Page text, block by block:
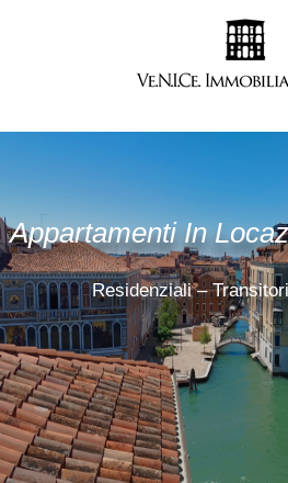
Appartamenti In
Residenziali –